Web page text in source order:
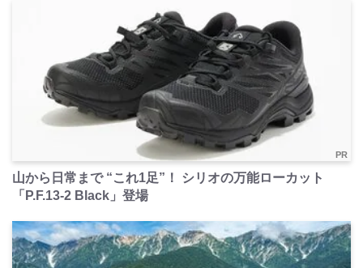
PR
山から日常まで “これ1足”！ シリオの万能ローカット
「P.F.13-2 Black」登場